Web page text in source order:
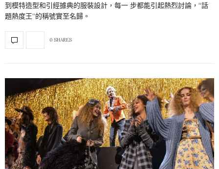
到模特造型和引經據典的服裝設計，每一 步都能引起熱烈討論，“話
題熱度王”的稱號實至名歸。
0 SHARES